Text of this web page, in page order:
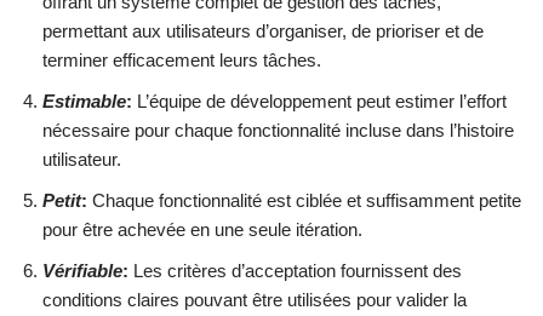
permettant aux utilisateurs d’organiser, de prioriser et de
terminer efficacement leurs tâches.
Estimable: L’équipe de développement peut estimer l’effort
nécessaire pour chaque fonctionnalité incluse dans l’histoire
utilisateur.
Petit: Chaque fonctionnalité est ciblée et suffisamment petite
pour être achevée en une seule itération.
Vérifiable: Les critères d’acceptation fournissent des
conditions claires pouvant être utilisées pour valider la